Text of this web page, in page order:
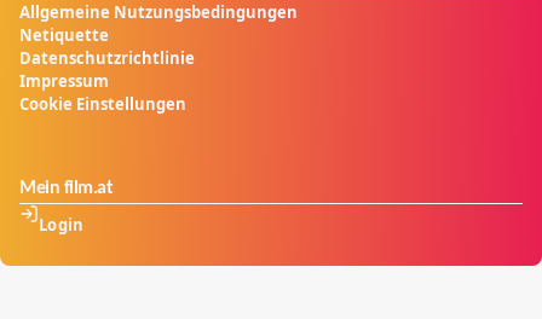
Allgemeine Nutzungsbedingungen
Netiquette
Datenschutzrichtlinie
Impressum
Cookie Einstellungen
Mein film.at
Login